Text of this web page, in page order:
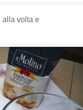
alla volta e